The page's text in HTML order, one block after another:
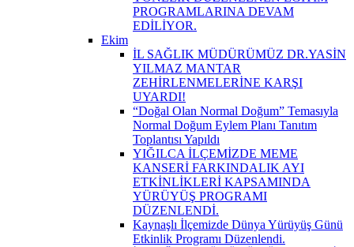
PROGRAMLARINA DEVAM
EDİLİYOR.
Ekim
İL SAĞLIK MÜDÜRÜMÜZ DR.YASİN
YILMAZ MANTAR
ZEHİRLENMELERİNE KARŞI
UYARDI!
“Doğal Olan Normal Doğum” Temasıyla
Normal Doğum Eylem Planı Tanıtım
Toplantısı Yapıldı
YIĞILCA İLÇEMİZDE MEME
KANSERİ FARKINDALIK AYI
ETKİNLİKLERİ KAPSAMINDA
YÜRÜYÜŞ PROGRAMI
DÜZENLENDİ.
Kaynaşlı İlçemizde Dünya Yürüyüş Günü
Etkinlik Programı Düzenlendi.